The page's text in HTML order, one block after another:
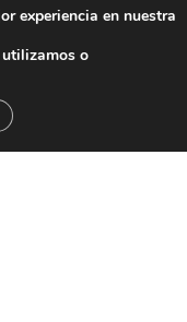
experiencia en nuestra
utilizamos o